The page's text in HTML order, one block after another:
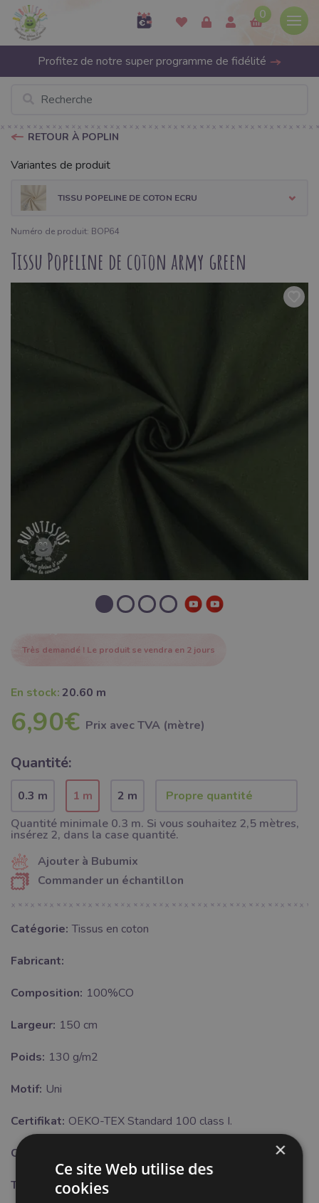
0
Profitez de notre super programme de fidélité
RETOUR À POPLIN
Variantes de produit
TISSU POPELINE DE COTON ECRU
Numéro de produit: BOP64
Tissu Popeline de coton army green
Très demandé ! Le produit se vendra en 2 jours
En stock:20.60 m
6,90€ Prix ​​avec TVA (mètre)
Quantité:
0.3 m 1 m
2 m
Quantité minimale 0.3 m. Si vous souhaitez 2,5 mètres,
insérez 2, dans la case quantité.
Ajouter à Bubumix
Commander un échantillon
Catégorie: Tissus en coton
Fabricant:
Composition: 100%CO
Largeur: 150 cm
Poids: 130 g/m2
Motif: Uni
Certifikat: OEKO-TEX Standard 100 class I.
Couleur:
Traitement:
×
Ce site Web utilise des
cookies